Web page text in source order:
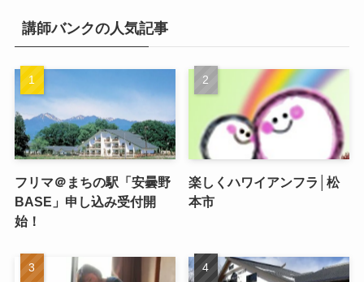
講師バンクの人気記事
フリマ＠まちの駅「安曇野
BASE」申し込み受付開
始！
楽しくハワイアンフラ│松
本市